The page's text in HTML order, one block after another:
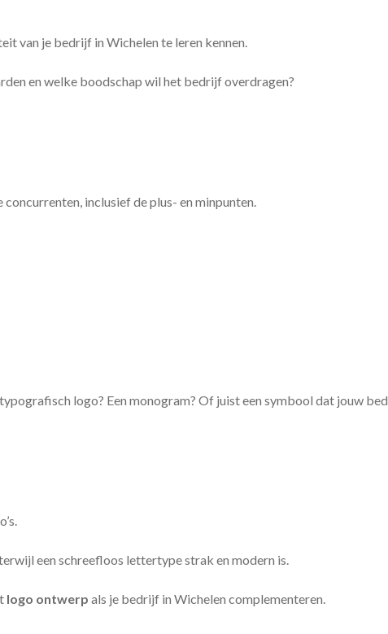
van je bedrijf in Wichelen te leren kennen.
en welke boodschap wil het bedrijf overdragen?
concurrenten, inclusief de plus- en minpunten.
logo? Een monogram? Of juist een symbool dat jouw
een schreefloos lettertype strak en modern is.
logo ontwerp als je bedrijf in Wichelen complementeren.